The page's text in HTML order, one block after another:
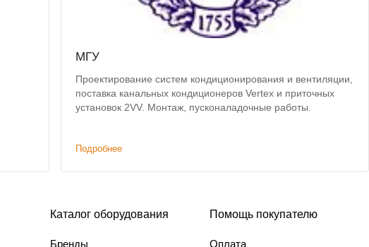
МГУ
Проектирование систем кондиционирования и вентиляции,
поставка канальных кондиционеров Vertex и приточных
установок 2VV. Монтаж, пусконаладочные работы.
Подробнее
Каталог оборудования
Бренды
Помощь покупателю
Оплата